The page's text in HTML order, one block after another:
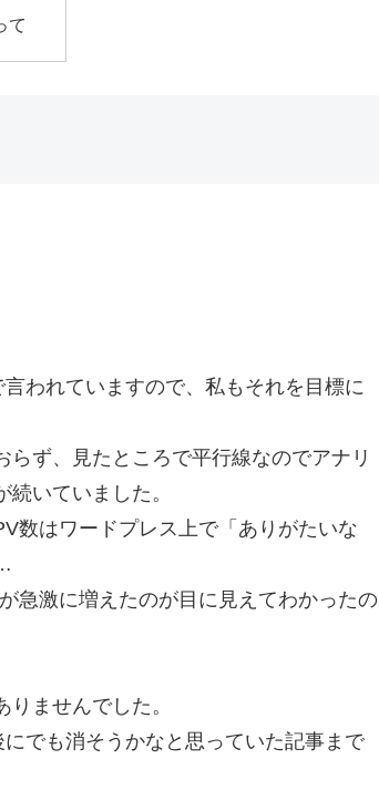
て
われていますので、私もそれを目標に
ず、見たところで平行線なのでアナリ
いていました。
数はワードプレス上で「ありがたいな
急激に増えたのが目に見えてわかったの
ませんでした。
でも消そうかなと思っていた記事まで